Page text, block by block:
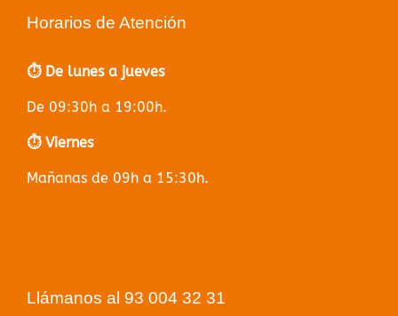
Horarios de Atención
⏱️ De lunes a jueves
De 09:30h a 19:00h.
⏱️ Viernes
Mañanas de 09h a 15:30h.
Llámanos al 93 004 32 31